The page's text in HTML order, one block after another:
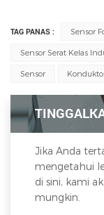
TAG PANAS : Sensor
Sensor Serat Kelas
Sensor
Jika Anda
mengetahui
di sini, kami
mungkin.